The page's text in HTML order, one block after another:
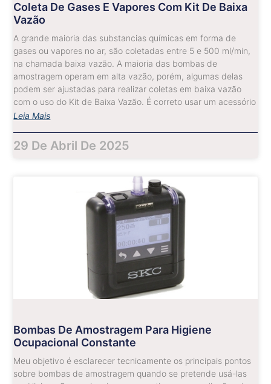
Coleta De Gases E Vapores Com Kit De Baixa
Vazão
A grande maioria das substancias químicas em forma de
gases ou vapores no ar, são coletadas entre 5 e 500 ml/min,
na chamada baixa vazão. A maioria das bombas de
amostragem operam em alta vazão, porém, algumas delas
podem ser ajustadas para realizar coletas em baixa vazão
com o uso do Kit de Baixa Vazão. É correto usar um acessório
Leia Mais
29 De Abril De 2025
Bombas De Amostragem Para Higiene
Ocupacional Constante
Meu objetivo é esclarecer tecnicamente os principais pontos
sobre bombas de amostragem quando se pretende usá-las